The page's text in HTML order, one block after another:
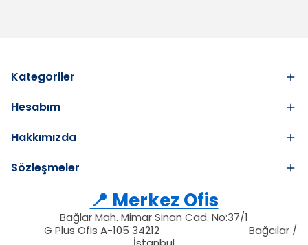
Kategoriler
Hesabım
Hakkımızda
Sözleşmeler
📍 Merkez Ofis
Bağlar Mah. Mimar Sinan Cad. No:37/1
G Plus Ofis A-105 34212
Bağcılar /